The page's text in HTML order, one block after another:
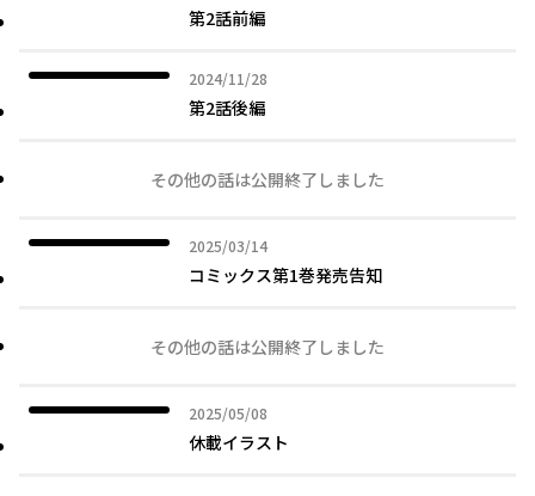
第2話前編
2024/11/28
2024年11月28日
第2話後編
その他の話は公開終了しました
2025/03/14
2025年03月14日
コミックス第1巻発売告知
その他の話は公開終了しました
2025/05/08
2025年05月08日
休載イラスト